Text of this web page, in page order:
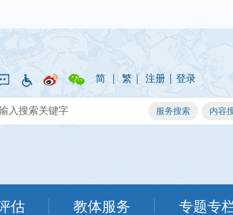
简 | 繁 | 注册 | 登录
估 教体服务 专题专